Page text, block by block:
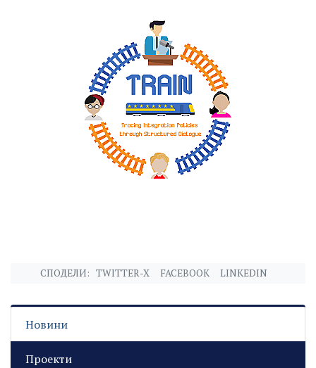
СПОДЕЛИ: TWITTER-X FACEBOOK LINKEDIN
Новини
Проекти